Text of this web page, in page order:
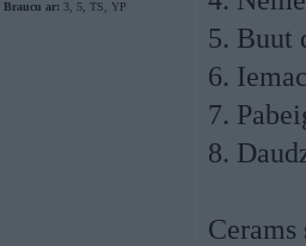
Braucu ar: 3, 5, TS, YP
5. Buut
6.
7.
8.